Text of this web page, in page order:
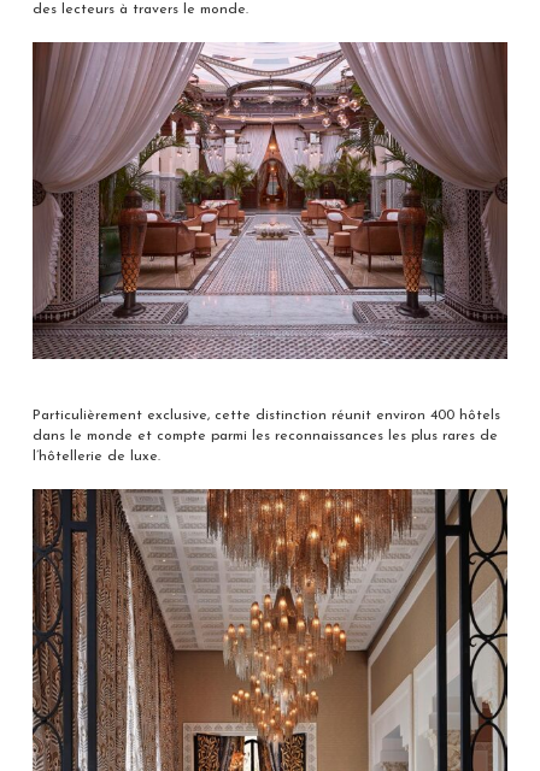
des lecteurs à travers le monde.
Particulièrement exclusive, cette distinction réunit environ 400 hôtels
dans le monde et compte parmi les reconnaissances les plus rares de
l’hôtellerie de luxe.